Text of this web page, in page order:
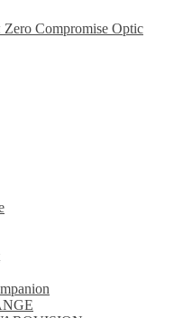
Compromise Optic